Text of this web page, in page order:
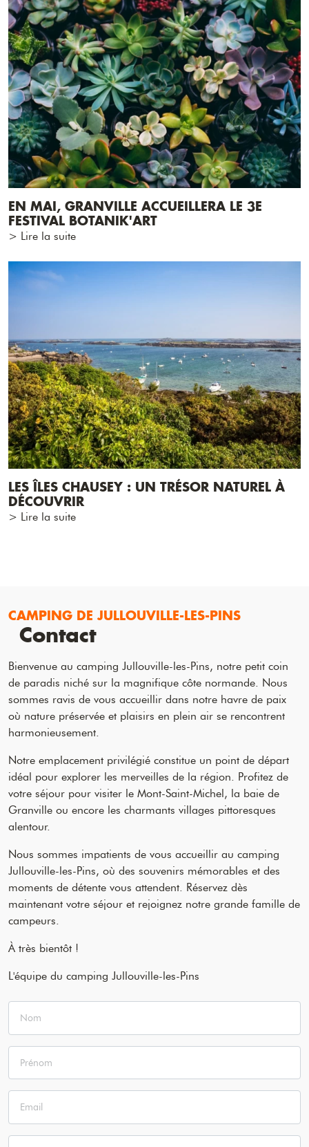
EN MAI, GRANVILLE ACCUEILLERA LE 3E
FESTIVAL BOTANIK'ART
> Lire la suite
LES ÎLES CHAUSEY : UN TRÉSOR NATUREL À
DÉCOUVRIR
> Lire la suite
CAMPING DE JULLOUVILLE-LES-PINS
Contact
Bienvenue au camping Jullouville-les-Pins, notre petit coin
de paradis niché sur la magnifique côte normande. Nous
sommes ravis de vous accueillir dans notre havre de paix
où nature préservée et plaisirs en plein air se rencontrent
harmonieusement.
Notre emplacement privilégié constitue un point de départ
idéal pour explorer les merveilles de la région. Profitez de
votre séjour pour visiter le Mont-Saint-Michel, la baie de
Granville ou encore les charmants villages pittoresques
alentour.
Nous sommes impatients de vous accueillir au camping
Jullouville-les-Pins, où des souvenirs mémorables et des
moments de détente vous attendent. Réservez dès
maintenant votre séjour et rejoignez notre grande famille de
campeurs.
À très bientôt !
L'équipe du camping Jullouville-les-Pins